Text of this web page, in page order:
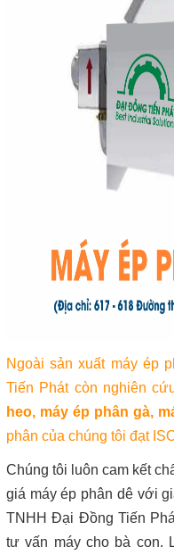
Ngoài sản xuất máy ép
Tiến Phát còn nghiên
heo, máy ép phân gà,
phân của chúng tôi đạt
Chúng tôi luôn cam kết
giá máy ép phân dê với
TNHH Đại Đồng Tiến
tư vấn máy cho bà con.